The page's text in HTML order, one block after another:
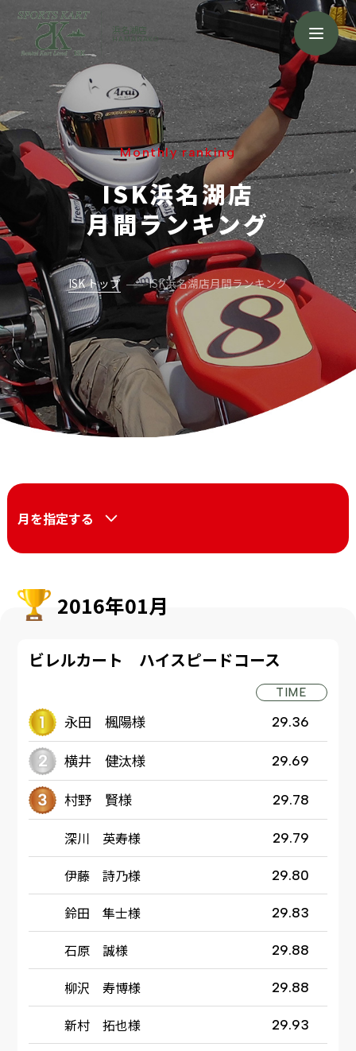
浜名湖店
HAMANAKO
Monthly ranking
ISK浜名湖店
月間ランキング
ISK トップ ISK浜名湖店月間ランキング
月を指定する
2016年01月
ビレルカート ハイスピードコース
TIME
永田 楓陽様 29.36
横井 健汰様 29.69
村野 賢様 29.78
深川 英寿様 29.79
伊藤 詩乃様 29.80
鈴田 隼士様 29.83
石原 誠様 29.88
柳沢 寿博様 29.88
新村 拓也様 29.93